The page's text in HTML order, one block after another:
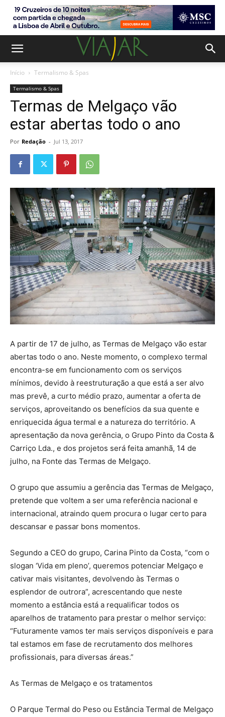
Início Termalismo & Spas
Termalismo & Spas
Termas de Melgaço vão
estar abertas todo o ano
Por Redação - Jul 13, 2017
A partir de 17 de julho, as Termas de Melgaço vão estar
abertas todo o ano. Neste momento, o complexo termal
encontra-se em funcionamento com os serviços
mínimos, devido à reestruturação a que está a ser alvo
mas prevê, a curto médio prazo, aumentar a oferta de
serviços, aproveitando os benefícios da sua quente e
enriquecida água termal e a natureza do território. A
apresentação da nova gerência, o Grupo Pinto da Costa &
Carriço Lda., e dos projetos será feita amanhã, 14 de
julho, na Fonte das Termas de Melgaço.
O grupo que assumiu a gerência das Termas de Melgaço,
pretende que voltem a ser uma referência nacional e
internacional, atraindo quem procura o lugar certo para
descansar e passar bons momentos.
Segundo a CEO do grupo, Carina Pinto da Costa, “com o
slogan ‘Vida em pleno’, queremos potenciar Melgaço e
cativar mais visitantes, devolvendo às Termas o
esplendor de outrora”, acrescentando que neste
momento a estância está a requalificar todos os
aparelhos de tratamento para prestar o melhor serviço:
“Futuramente vamos ter mais serviços disponíveis e para
tal estamos em fase de recrutamento dos melhores
profissionais, para diversas áreas.”
As Termas de Melgaço e os tratamentos
O Parque Termal do Peso ou Estância Termal de Melgaço